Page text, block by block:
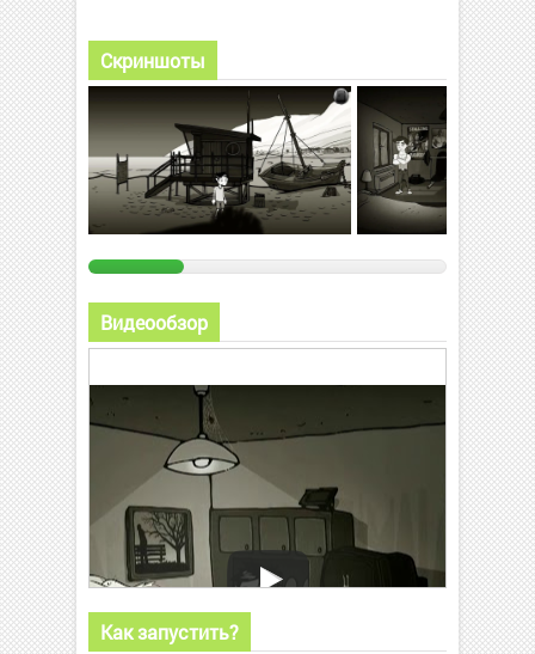
Скриншоты
Видеообзор
Как запустить?